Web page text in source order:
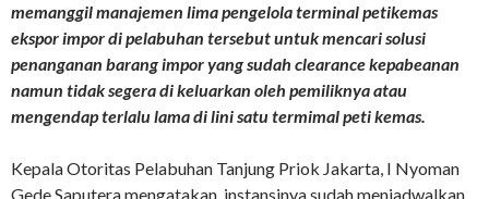
memanggil manajemen lima pengelola terminal petikemas
ekspor impor di pelabuhan tersebut untuk mencari solusi
penanganan barang impor yang sudah clearance kepabeanan
namun tidak segera di keluarkan oleh pemiliknya atau
mengendap terlalu lama di lini satu termimal peti kemas.
Kepala Otoritas Pelabuhan Tanjung Priok Jakarta, I Nyoman
Gede Saputera mengatakan, instansinya sudah menjadwalkan